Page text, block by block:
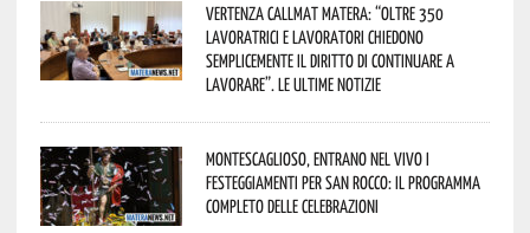
Vertenza CallMat Matera: “Oltre 350
lavoratrici e lavoratori chiedono
semplicemente il diritto di continuare a
lavorare”. Le ultime notizie
Montescaglioso, entrano nel vivo i
festeggiamenti per San Rocco: il programma
completo delle celebrazioni